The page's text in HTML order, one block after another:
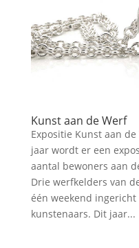
Kunst aan de Werf
Expositie Kunst aan
jaar wordt er een
aantal bewoners aan
Drie werfkelders van
één weekend
kunstenaars. Dit jaar...